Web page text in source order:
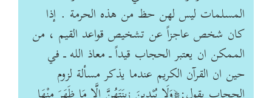
المسلمات ليس لهن حظ من هذه الحرمة . إذا
كان شخص عاجزاً عن تشخيص قواعد القيم ، من
الممكن ان يعتبر الحجاب قيداً ـ معاذ الله ـ في
حين ان القرآن الكريم عندما يذكر مسألة لزوم